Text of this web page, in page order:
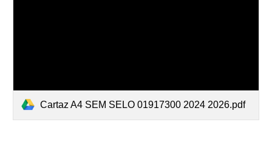
Cartaz A4 SEM SELO 01917300 2024 2026.pdf